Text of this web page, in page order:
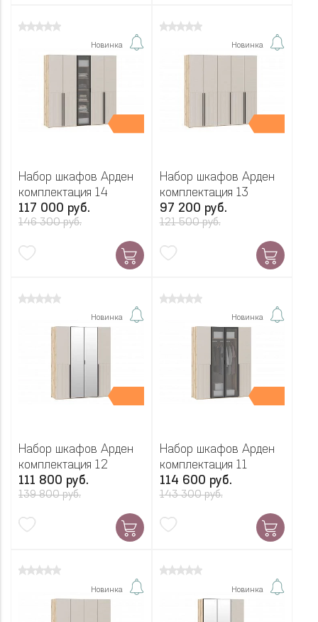
Новинка
Набор шкафов Арден
комплектация 14
117 000 руб.
146 300 руб.
Новинка
Набор шкафов Арден
комплектация 13
97 200 руб.
121 500 руб.
Новинка
Набор шкафов Арден
комплектация 12
111 800 руб.
139 800 руб.
Новинка
Набор шкафов Арден
комплектация 11
114 600 руб.
143 300 руб.
Новинка Новинка